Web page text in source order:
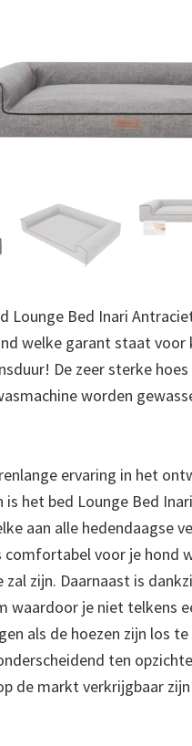
Lounge Bed Inari
welke garant staat
De zeer sterke
worden
ervaring in het
is het bed Lounge Bed
aan alle hedendaagse
comfortabel voor je hond
zijn. Daarnaast is
waardoor je niet telkens
als de hoezen zijn los
ten
de markt verkrijgbaar